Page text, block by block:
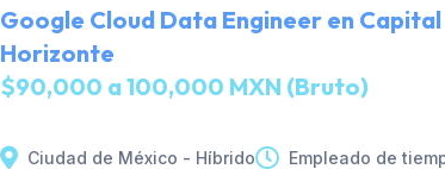
Google Cloud Data Engineer en
Horizonte
$90,000 a 100,000 MXN (Bruto)
Ciudad de México - Híbrido Empleado de